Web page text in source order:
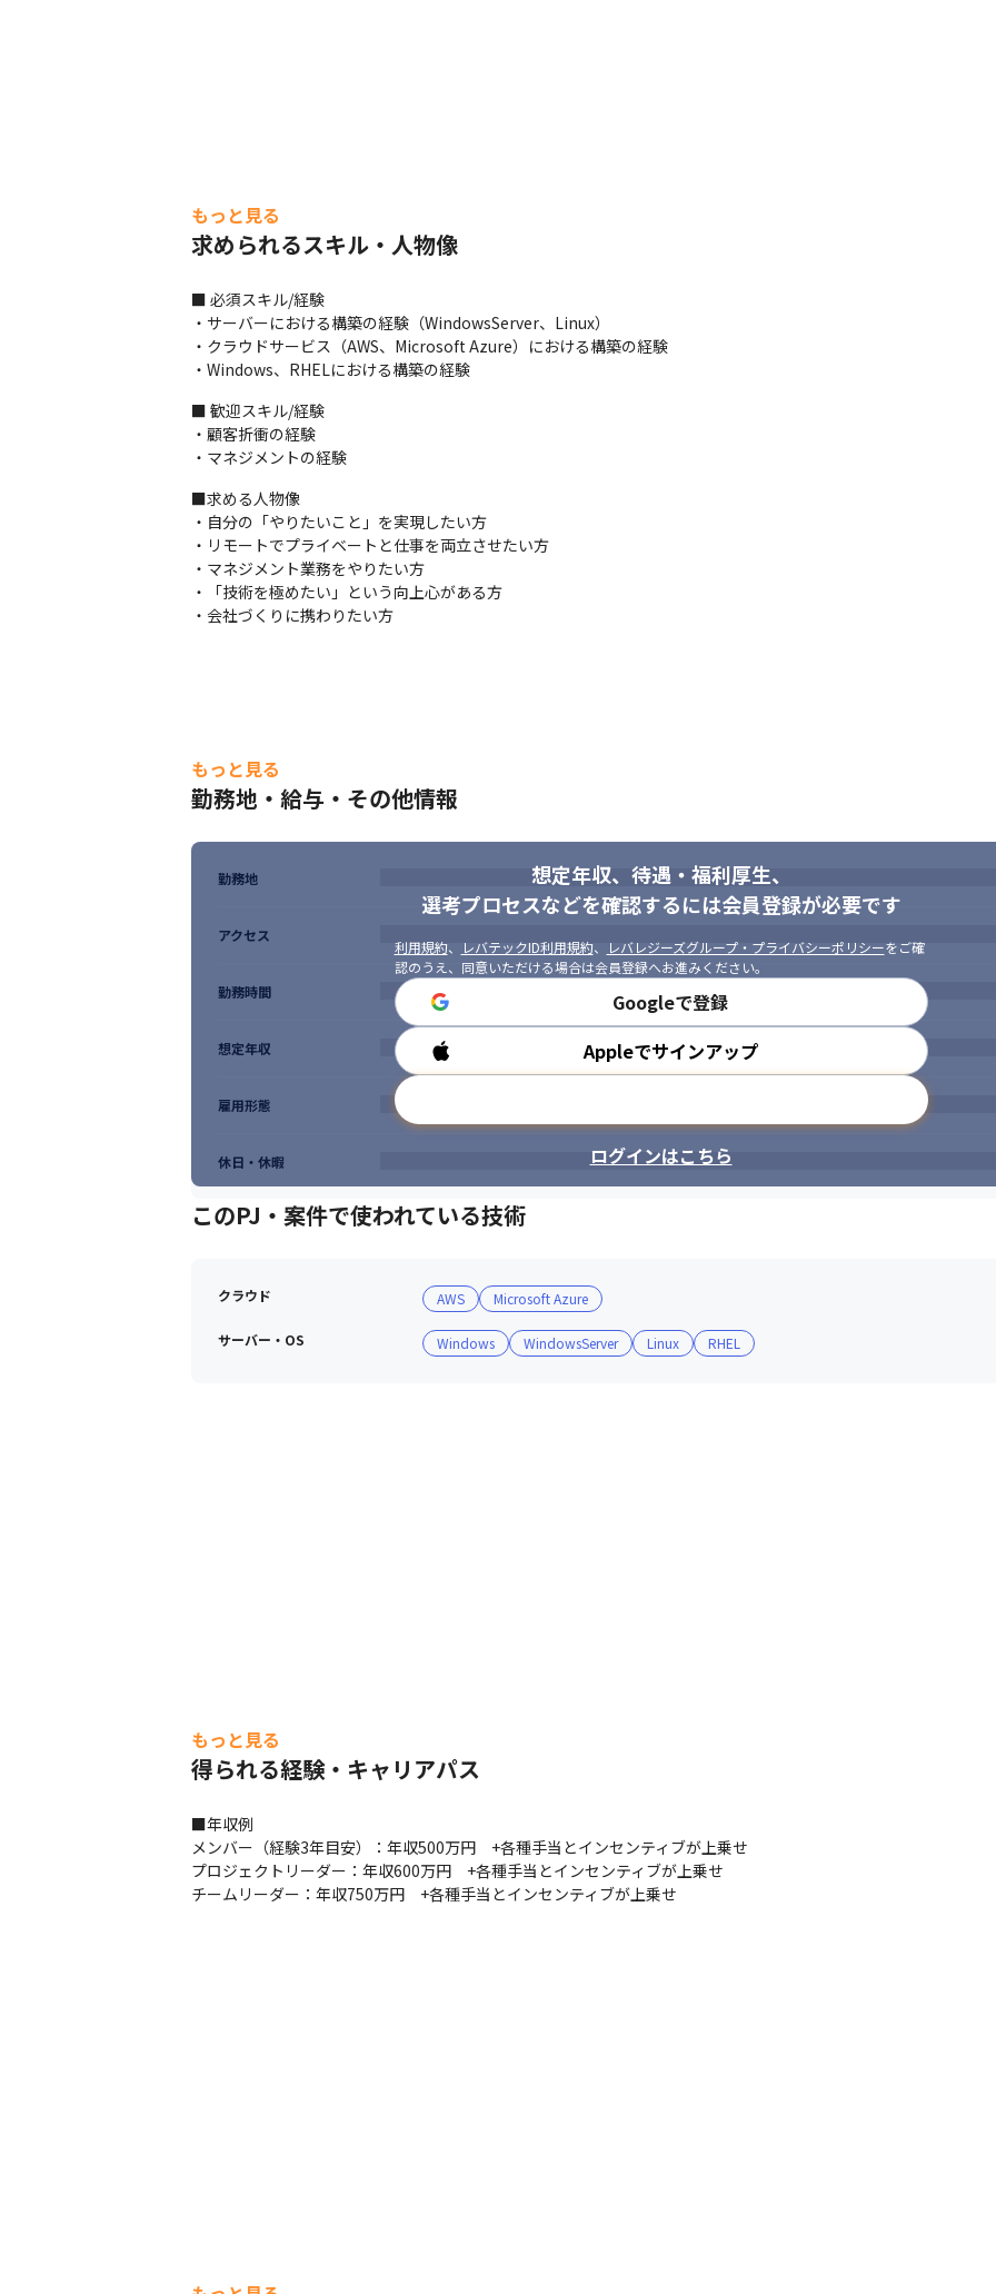
もっと見る
求められるスキル・人物像
■ 必須スキル/経験
・サーバーにおける構築の経験（WindowsServer、Linux）
・クラウドサービス（AWS、Microsoft Azure）における構築の経験
・Windows、RHELにおける構築の経験
■ 歓迎スキル/経験
・顧客折衝の経験
・マネジメントの経験
■求める人物像
・自分の「やりたいこと」を実現したい方
・リモートでプライベートと仕事を両立させたい方
・マネジメント業務をやりたい方
・「技術を極めたい」という向上心がある方
・会社づくりに携わりたい方
もっと見る
勤務地・給与・その他情報
想定年収、待遇・福利厚生、
選考プロセスなどを確認するには会員登録が必要です
利用規約、 レバテックID利用規約、 レバレジーズグループ・プライバシーポリシーをご確
認のうえ、同意いただける場合は会員登録へお進みください。
Googleで登録
Appleでサインアップ
ログインはこちら
勤務地
アクセス
勤務時間
想定年収
雇用形態
休日・休暇
このPJ・案件で使われている技術
クラウド AWS Microsoft Azure
サーバー・OS Windows WindowsServer Linux RHEL
もっと見る
得られる経験・キャリアパス
■年収例
メンバー（経験3年目安）：年収500万円　+各種手当とインセンティブが上乗せ
プロジェクトリーダー：年収600万円　+各種手当とインセンティブが上乗せ
チームリーダー：年収750万円　+各種手当とインセンティブが上乗せ